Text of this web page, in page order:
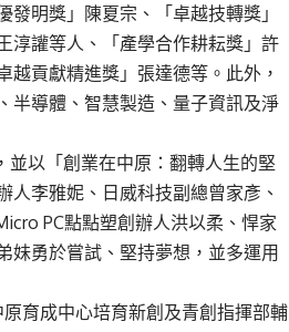
明獎」陳夏宗、「卓越技轉獎」
淳讙等人、「產學合作耕耘獎」許
貢獻精進獎」張達德等。此外，
半導體、智慧製造、量子資訊及淨
並以「創業在中原：翻轉人生的堅
李雅妮、日威科技副總曾家彥、
PC點點塑創辦人洪以柔、悍家
妹勇於嘗試、堅持夢想，並多運用
育成中心培育新創及青創指揮部輔